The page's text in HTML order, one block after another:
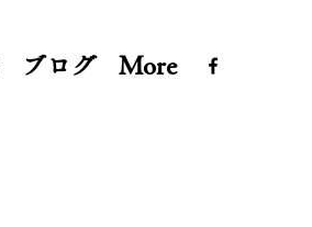
ブログ More